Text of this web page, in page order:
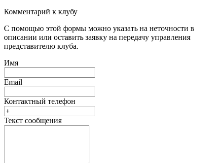
Комментарий к клубу
С помощью этой формы можно указать на неточности в
описании или оставить заявку на передачу управления
представителю клуба.
Имя
Email
Контактный телефон
Текст сообщения